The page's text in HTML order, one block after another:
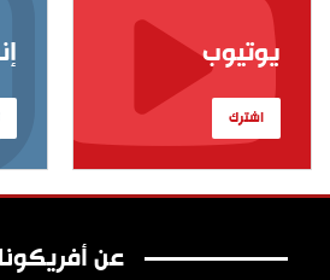
يوتيوب
اشترك
عن أفريكونا